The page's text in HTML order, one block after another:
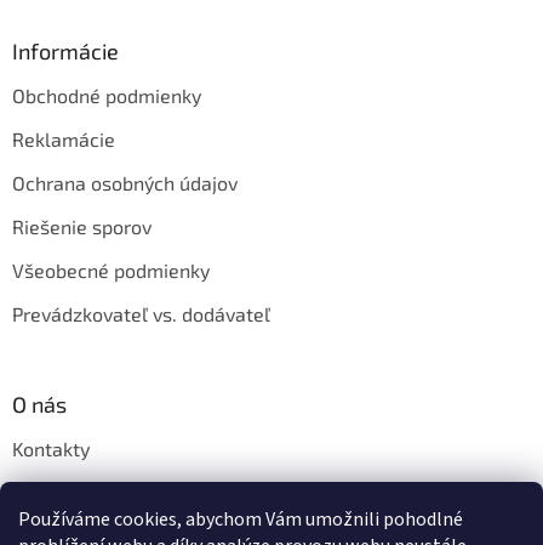
Používáme cookies, abychom Vám umožnili pohodlné
Informácie
Obchodné podmienky
Reklamácie
Ochrana osobných údajov
Riešenie sporov
Všeobecné podmienky
Prevádzkovateľ vs. dodávateľ
O nás
Kontakty
Napíšte nám